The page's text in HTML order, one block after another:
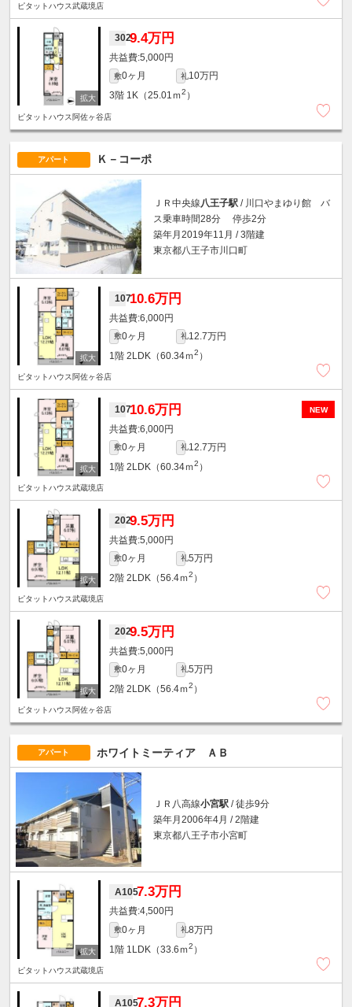
ピタットハウス武蔵境店
3029.4万円
5,000円
敷0ヶ月 礼10万円
3階 1K（25.01ｍ2 ）
ピタットハウス阿佐ヶ谷店
アパート Ｋ－コーポ
ＪＲ中央線 八王子駅 / 川口やまゆり館 バ
ス乗車時間28分 停歩2分
築年月2019年11月 / 3階建
東京都八王子市川口町
10710.6万円
6,000円
敷0ヶ月 礼12.7万円
1階 2LDK（60.34ｍ2 ）
ピタットハウス阿佐ヶ谷店
NEW
10710.6万円
6,000円
敷0ヶ月 礼12.7万円
1階 2LDK（60.34ｍ2 ）
ピタットハウス武蔵境店
2029.5万円
5,000円
敷0ヶ月 礼5万円
2階 2LDK（56.4ｍ2 ）
ピタットハウス武蔵境店
2029.5万円
5,000円
敷0ヶ月 礼5万円
2階 2LDK（56.4ｍ2 ）
ピタットハウス阿佐ヶ谷店
アパート ホワイトミーティア ＡＢ
ＪＲ八高線小宮駅 / 徒歩9分
築年月2006年4月 / 2階建
東京都八王子市小宮町
A1057.3万円
4,500円
敷0ヶ月 礼8万円
1階 1LDK（33.6ｍ2 ）
ピタットハウス武蔵境店
A1057.3万円